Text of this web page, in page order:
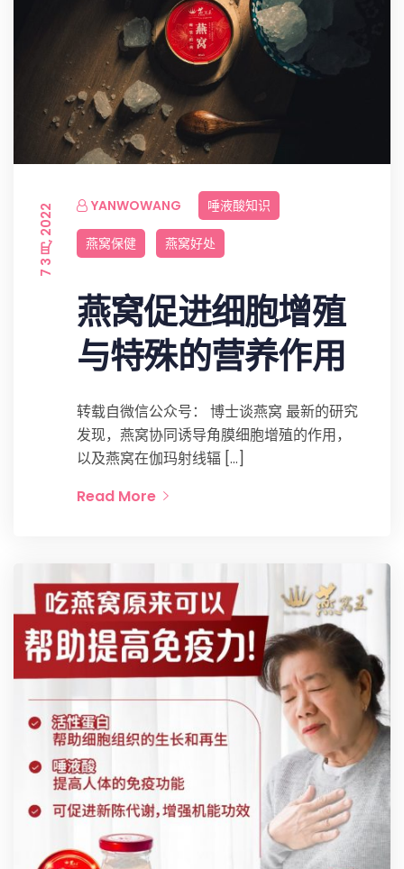
YANWOWANG
7 3 月, 2022 唾液酸知识
燕窝保健 燕窝好处
燕窝促进细胞增殖
与特殊的营养作用
转载自微信公众号： 博士谈燕窝 最新的研究
发现，燕窝协同诱导角膜细胞增殖的作用，
以及燕窝在伽玛射线辐 […]
Read More